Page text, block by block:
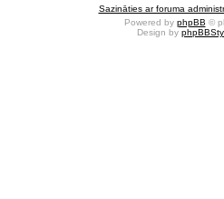
Sazināties ar foruma
Powered by phpBB ©
Design by